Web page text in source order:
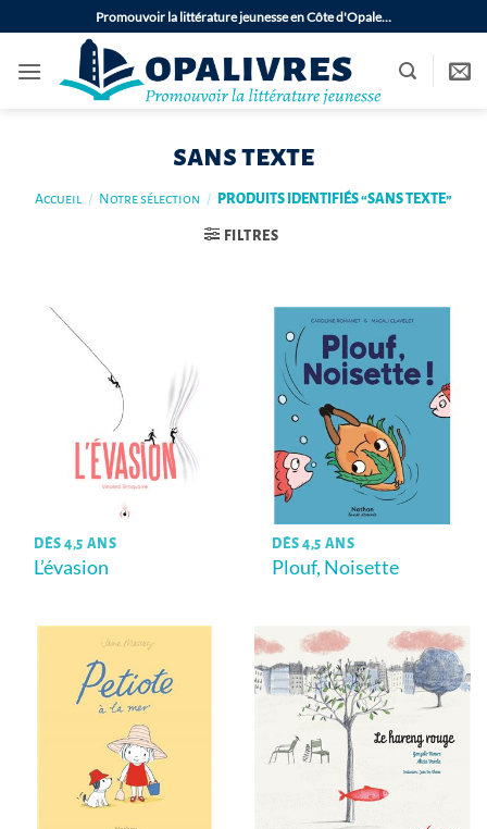
au
contenu
Promouvoir la littérature jeunesse en Côte d'Opale…
sans texte
Accueil / Notre sélection / PRODUITS IDENTIFIÉS “SANS TEXTE”
FILTRES
DÈS 4,5 ANS
L’évasion
DÈS 4,5 ANS
Plouf, Noisette